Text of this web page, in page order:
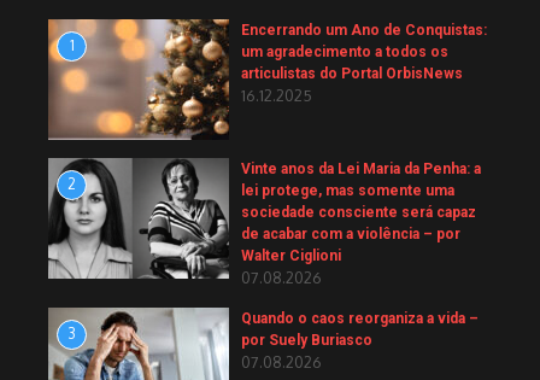
1
Encerrando um Ano de Conquistas:
um agradecimento a todos os
articulistas do Portal OrbisNews
16.12.2025
2
Vinte anos da Lei Maria da Penha: a
lei protege, mas somente uma
sociedade consciente será capaz
de acabar com a violência – por
Walter Ciglioni
07.08.2026
3
Quando o caos reorganiza a vida –
por Suely Buriasco
07.08.2026